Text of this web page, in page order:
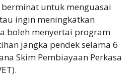
berminat untuk menguasai
ingin meningkatkan
boleh menyertai program
jangka pendek selama 6
Skim Pembiayaan Perkasa